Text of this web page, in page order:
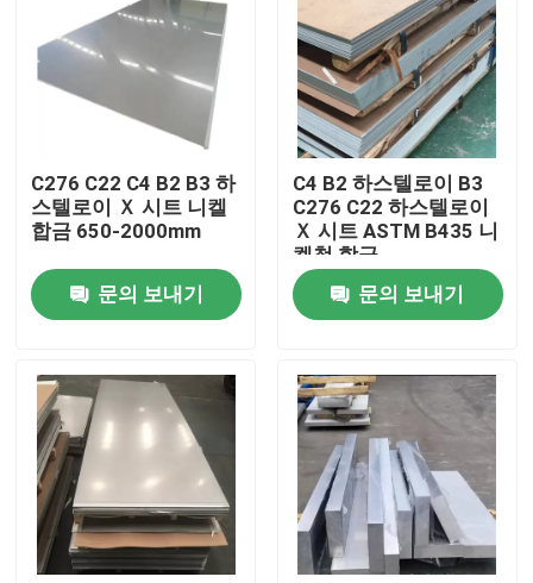
우리에 대하여
공장 여행
품질 관리
연락주세요
인코넬 625 재료
인코로이 800 소재
인코넬 718 재료
C276 C22 C4 B2 B3 하
스텔로이 Ｘ 시트 니켈
합금 650-2000mm
문의 보내기
C4 B2 하스텔로이 B3
C276 C22 하스텔로이
Ｘ 시트 ASTM B435 니
켈철 합금
문의 보내기